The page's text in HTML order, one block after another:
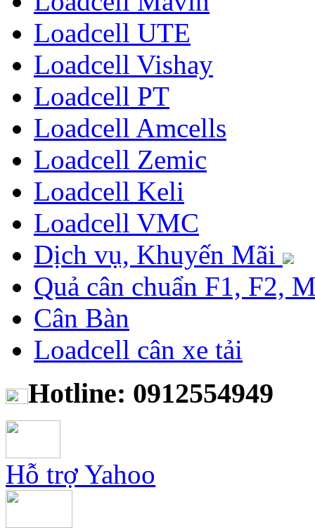
Loadcell UTE
Loadcell Vishay
Loadcell PT
Loadcell Amcells
Loadcell Zemic
Loadcell Keli
Loadcell VMC
Dịch vụ, Khuyến Mãi
Quả cân chuẩn F1, F2,
Cân Bàn
Loadcell cân xe tải
Hotline: 0912554949
Hỗ trợ Yahoo